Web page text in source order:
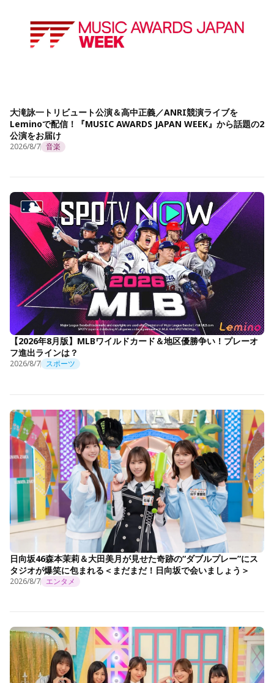
大滝詠一トリビュート公演＆高中正義／ANRI競演ライブを
Leminoで配信！『MUSIC AWARDS JAPAN WEEK』から話題の2
公演をお届け
2026/8/7 音楽
【2026年8月版】MLBワイルドカード＆地区優勝争い！プレーオ
フ進出ラインは？
2026/8/7 スポーツ
日向坂46森本茉莉＆大田美月が見せた奇跡の“ダブルプレー”にス
タジオが爆笑に包まれる＜まだまだ！日向坂で会いましょう＞
2026/8/7 エンタメ